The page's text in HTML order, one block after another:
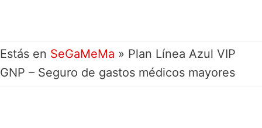
Estás en SeGaMeMa » Plan Línea Azul VIP
GNP – Seguro de gastos médicos mayores